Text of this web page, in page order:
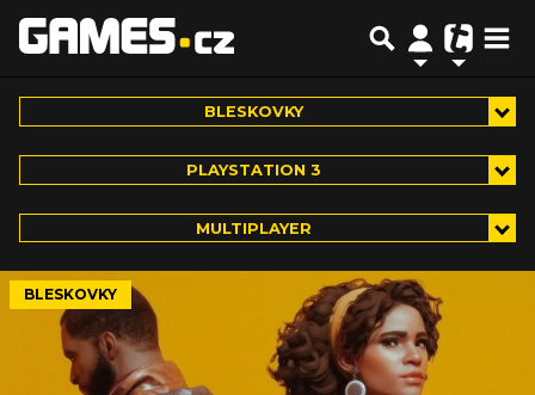
BLESKOVKY
PLAYSTATION 3
MULTIPLAYER
BLESKOVKY